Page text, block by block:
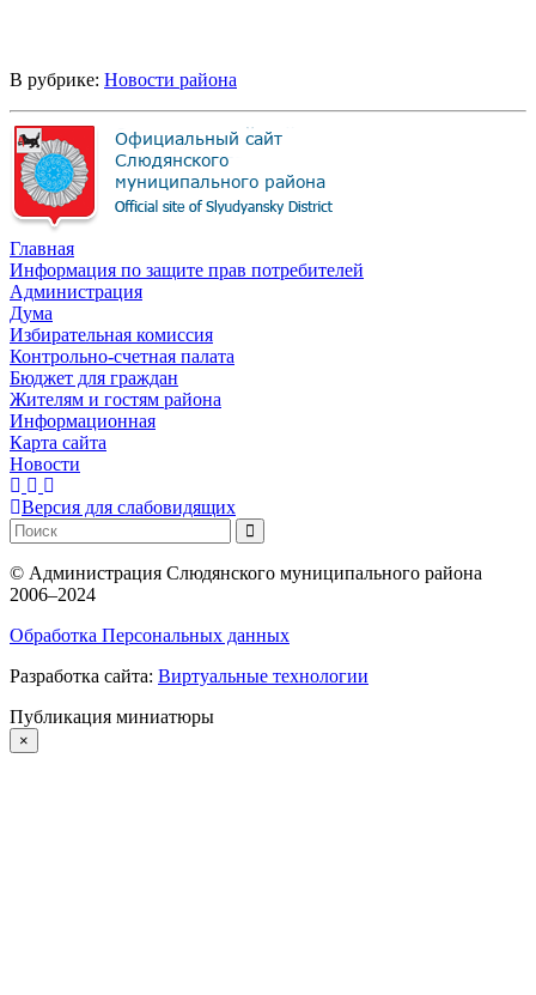
В рубрике: Новости района
Главная
Информация по защите прав потребителей
Администрация
Дума
Избирательная комиссия
Контрольно-счетная палата
Бюджет для граждан
Жителям и гостям района
Информационная
Карта сайта
Новости
Версия для слабовидящих
© Администрация Слюдянского муниципального района
2006–2024
Обработка Персональных данных
Разработка сайта: Виртуальные технологии
Публикация миниатюры
×